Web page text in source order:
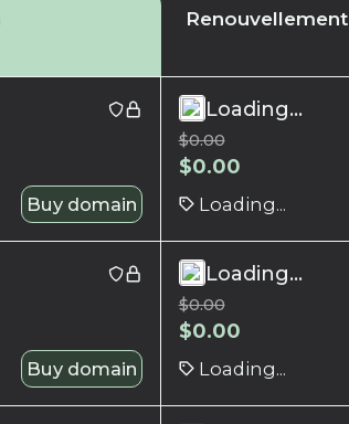
Renouvellement
Buy domain
Loading...
$0.00
$0.00
Loading...
Buy domain
Loading...
$0.00
$0.00
Loading...